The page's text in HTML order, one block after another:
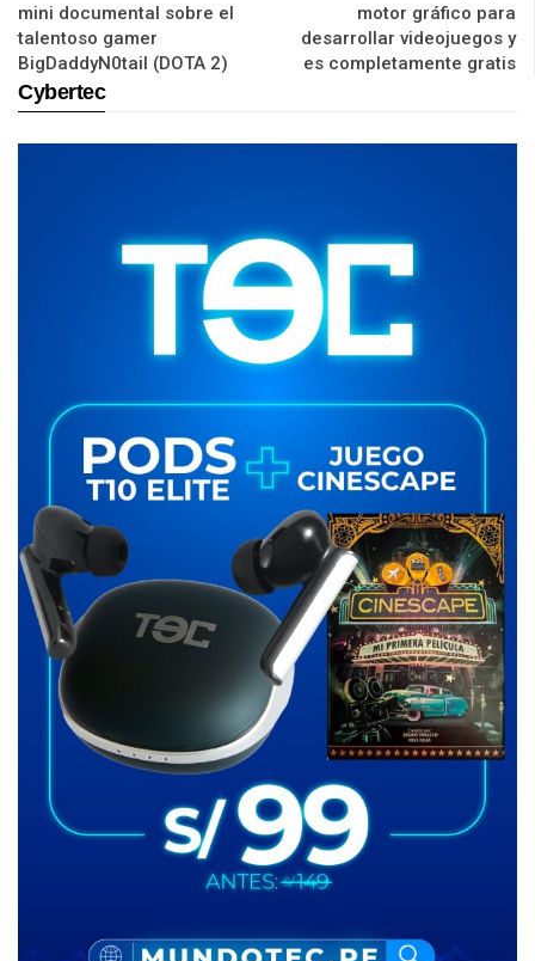
mini documental sobre el
talentoso gamer
BigDaddyN0tail (DOTA 2)
motor gráfico para
desarrollar videojuegos y
es completamente gratis
Cybertec